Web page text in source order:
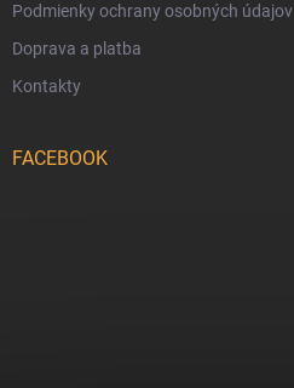
Podmienky ochrany osobných údajov
Doprava a platba
Kontakty
FACEBOOK